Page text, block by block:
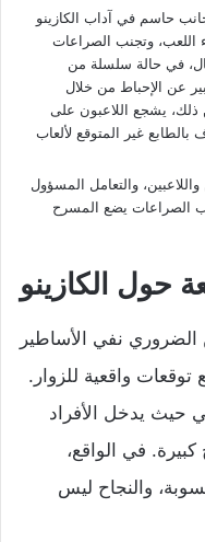
حاسم في آداب الكازينو
اللعب، وتجنب الصراعات
في حالة سلسلة من
عن الإحباط من خلال
يشجع اللاعبون على
بالطابع غير المتوقع لألعاب
والتعامل المسؤول
الصراعات يضع المسرح
حول الكازينو
نفي الأساطير
توقعات واقعية للزوار.
حيث يدخل الأفراد
كبيرة. في الواقع،
والنجاح ليس